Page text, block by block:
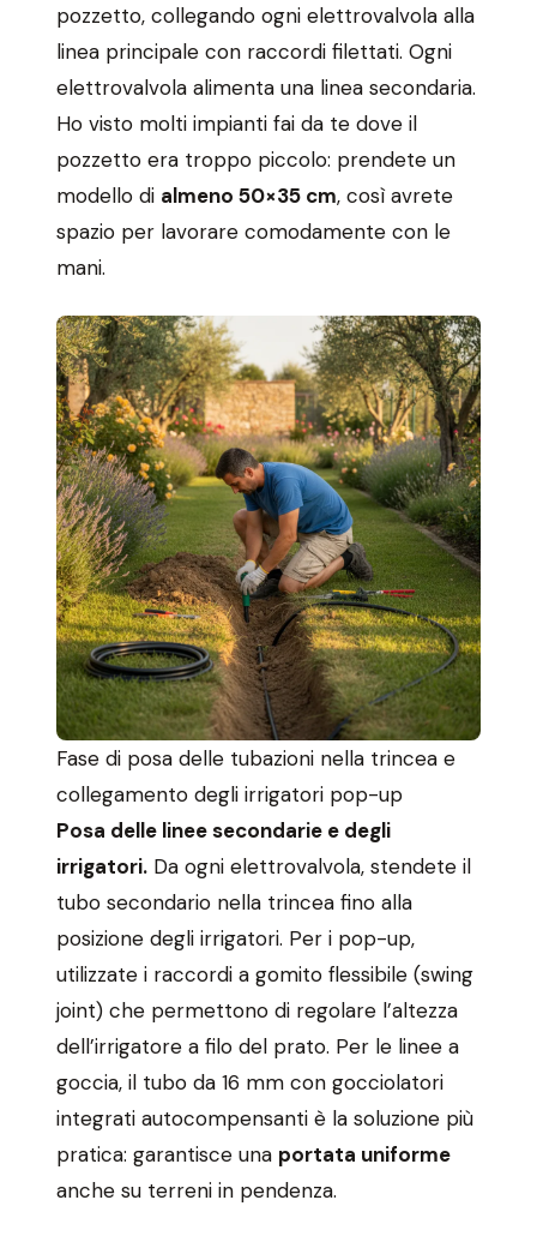
pozzetto, collegando ogni elettrovalvola alla
linea principale con raccordi filettati. Ogni
elettrovalvola alimenta una linea secondaria.
Ho visto molti impianti fai da te dove il
pozzetto era troppo piccolo: prendete un
modello di almeno 50×35 cm, così avrete
spazio per lavorare comodamente con le
mani.
Fase di posa delle tubazioni nella trincea e
collegamento degli irrigatori pop-up
Posa delle linee secondarie e degli
irrigatori. Da ogni elettrovalvola, stendete il
tubo secondario nella trincea fino alla
posizione degli irrigatori. Per i pop-up,
utilizzate i raccordi a gomito flessibile (swing
joint) che permettono di regolare l’altezza
dell’irrigatore a filo del prato. Per le linee a
goccia, il tubo da 16 mm con gocciolatori
integrati autocompensanti è la soluzione più
pratica: garantisce una portata uniforme
anche su terreni in pendenza.